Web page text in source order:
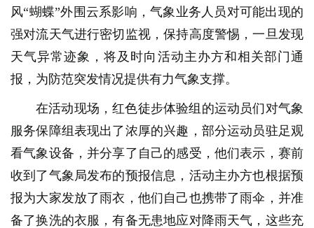
风“蝴蝶”外围云系影响，气象业务人员对可能出现的
强对流天气进行密切监视，保持高度警惕，一旦发现
天气异常迹象，将及时向活动主办方和相关部门通
报，为防范突发情况提供有力气象支撑。
在活动现场，红色徒步体验组的运动员们对气象
服务保障组表现出了浓厚的兴趣，部分运动员驻足观
看气象设备，并分享了自己的感受，他们表示，赛前
收到了气象局发布的预报信息，活动主办方也根据预
报为大家发放了雨衣，他们自己也携带了雨伞，并准
备了换洗的衣服，有备无患地应对降雨天气，这些充